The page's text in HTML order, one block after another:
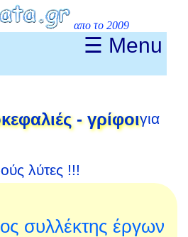
απο το 2009
☰ Menu
- γρίφοιγια
λύτες !!!
συλλέκτης έργων